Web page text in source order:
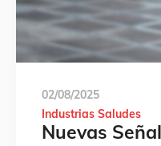
02/08/2025
Industrias Saludes
Nuevas